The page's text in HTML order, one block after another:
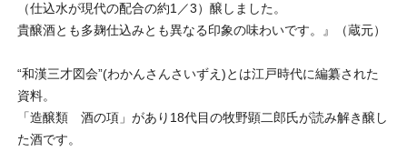
（仕込水が現代の配合の約1／3）醸しました。
貴醸酒とも多麹仕込みとも異なる印象の味わいです。』（蔵元）
“和漢三才図会”(わかんさんさいずえ)とは江戸時代に編纂された
資料。
「造醸類 酒の項」があり18代目の牧野顕二郎氏が読み解き醸し
た酒です。